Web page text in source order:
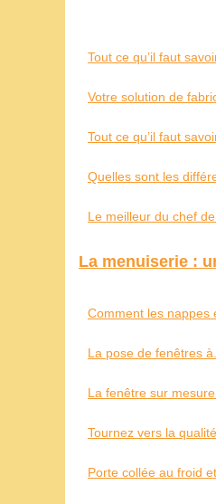
Tout ce qu’il faut
Votre solution de
Tout ce qu’il faut
Quelles sont les
Le meilleur du chef de
La menuiserie :
Comment les nappes
La pose de fenêtres à...
La fenêtre sur mesure
Tournez vers la
Porte collée au froid